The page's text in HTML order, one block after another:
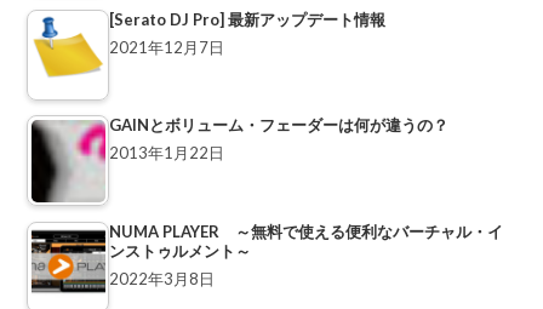
[Serato DJ Pro] 最新アップデート情報
2021年12月7日
GAINとボリューム・フェーダーは何が違うの？
2013年1月22日
NUMA PLAYER ～無料で使える便利なバーチャル・イ
ンストゥルメント～
2022年3月8日